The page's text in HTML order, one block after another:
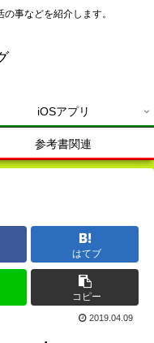
事などを紹介します。
iOSアプリ
参考書関連
はてブ
コピー
2019.04.09